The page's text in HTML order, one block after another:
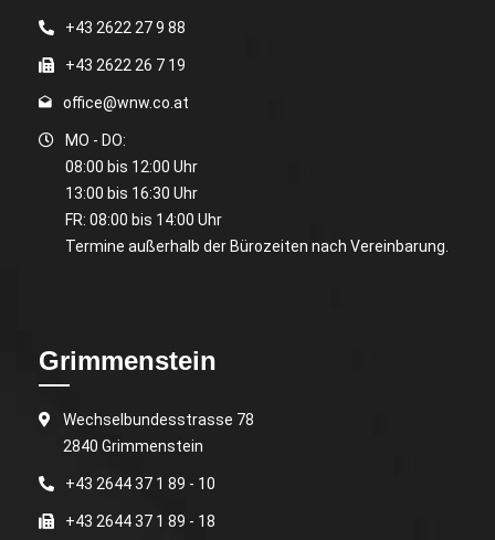
+43 2622 27 9 88
+43 2622 26 7 19
office@wnw.co.at
MO - DO:
08:00 bis 12:00 Uhr
13:00 bis 16:30 Uhr
FR: 08:00 bis 14:00 Uhr
Termine außerhalb der Bürozeiten nach Vereinbarung.
Grimmenstein
Wechselbundesstrasse 78
2840 Grimmenstein
+43 2644 37 1 89 - 10
+43 2644 37 1 89 - 18